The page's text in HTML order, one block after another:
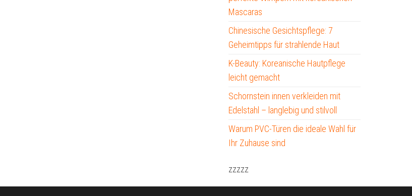
Mascaras
Chinesische Gesichtspflege: 7
Geheimtipps für strahlende Haut
K-Beauty: Koreanische Hautpflege
leicht gemacht
Schornstein innen verkleiden mit
Edelstahl – langlebig und stilvoll
Warum PVC-Türen die ideale Wahl für
Ihr Zuhause sind
zzzzz